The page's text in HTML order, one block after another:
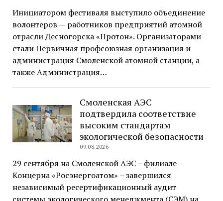
Инициатором фестиваля выступило объединение
волонтеров — работников предприятий атомной
отрасли Десногорска «Протон». Организаторами
стали Первичная профсоюзная организация и
администрация Смоленской атомной станции, а
также Администрация…
Смоленская АЭС
подтвердила соответствие
высоким стандартам
экологической безопасности
09.08.2026
29 сентября на Смоленской АЭС – филиале
Концерна «Росэнергоатом» – завершился
независимый ресертификационный аудит
системы экологического менеджмента (СЭМ) на